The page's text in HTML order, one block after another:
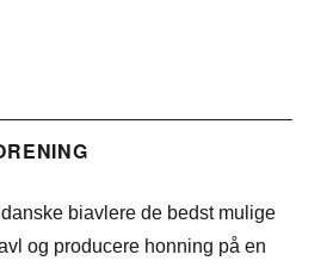
biavlere de bedst mulige
og producere honning på en